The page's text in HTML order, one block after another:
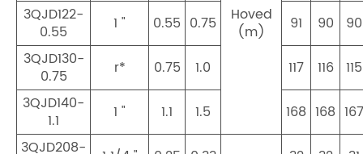
Hoved
(m)
3QJD122-
0.55
1 " 0.55 0.75 91 90
90
3QJD130-
0.75
r* 0.75 1.0 117 116 115
3QJD140-
1.1
1 " 1.1 1.5 168 168 167
3QJD208-